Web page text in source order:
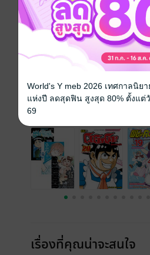
ซีรีส์ ผมกับ
ประเภทไฟล์
วันที่วางขาย
เล่มอื่นๆ ในซีรีส์
เรื่องที่คุณน่าจะสนใจ
World's Y meb 2026 เทศกาลนิย
แห่งปี ลดสุดฟิน สูงสุด 80% ตั้งแต่
69